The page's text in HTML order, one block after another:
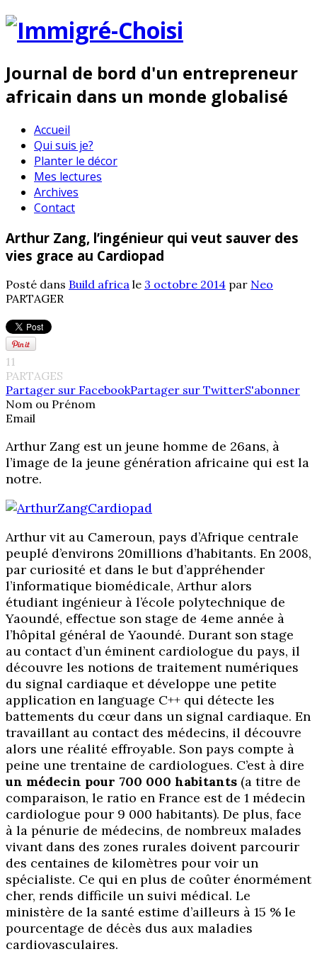
Journal de bord d'un entrepreneur
africain dans un monde globalisé
Accueil
Qui suis je?
Planter le décor
Mes lectures
Archives
Contact
Arthur Zang, l’ingénieur qui veut sauver des
vies grace au Cardiopad
Posté dans Build africa le 3 octobre 2014 par Neo
PARTAGER
11
PARTAGES
Partager sur FacebookPartager sur TwitterS'abonner
Nom ou Prénom
Email
Arthur Zang est un jeune homme de 26ans, à
l’image de la jeune génération africaine qui est la
notre.
Arthur vit au Cameroun, pays d’Afrique centrale
peuplé d’environs 20millions d’habitants. En 2008,
par curiosité et dans le but d’appréhender
l’informatique biomédicale, Arthur alors
étudiant ingénieur à l’école polytechnique de
Yaoundé, effectue son stage de 4eme année à
l’hôpital général de Yaoundé. Durant son stage
au contact d’un éminent cardiologue du pays, il
découvre les notions de traitement numériques
du signal cardiaque et développe une petite
application en language C++ qui détecte les
battements du cœur dans un signal cardiaque. En
travaillant au contact des médecins, il découvre
alors une réalité effroyable. Son pays compte à
peine une trentaine de cardiologues. C’est à dire
un médecin pour 700 000 habitants (a titre de
comparaison, le ratio en France est de 1 médecin
cardiologue pour 9 000 habitants). De plus, face
à la pénurie de médecins, de nombreux malades
vivant dans des zones rurales doivent parcourir
des centaines de kilomètres pour voir un
spécialiste. Ce qui en plus de coûter énormément
cher, rends difficile un suivi médical. Le
ministère de la santé estime d’ailleurs à 15 % le
pourcentage de décès dus aux maladies
cardiovasculaires.